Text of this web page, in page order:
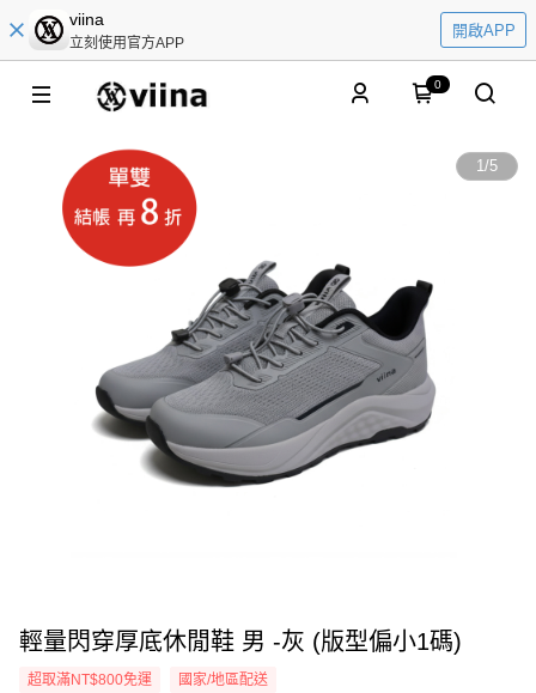
viina
立刻使用官方APP
開啟APP
0
1/5
輕量閃穿厚底休閒鞋 男 -灰 (版型偏小1碼)
超取滿NT$800免運 國家/地區配送